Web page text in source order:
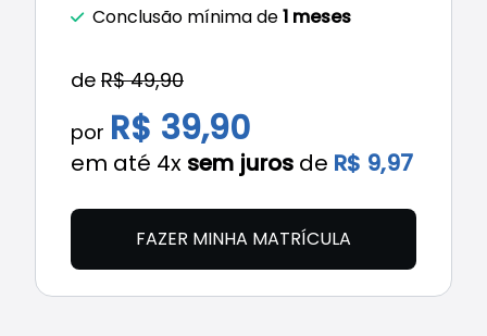
Conclusão mínima de1 meses
de R$ 49,90
por R$ 39,90
em até 4x sem juros de R$ 9,97
FAZER MINHA MATRÍCULA